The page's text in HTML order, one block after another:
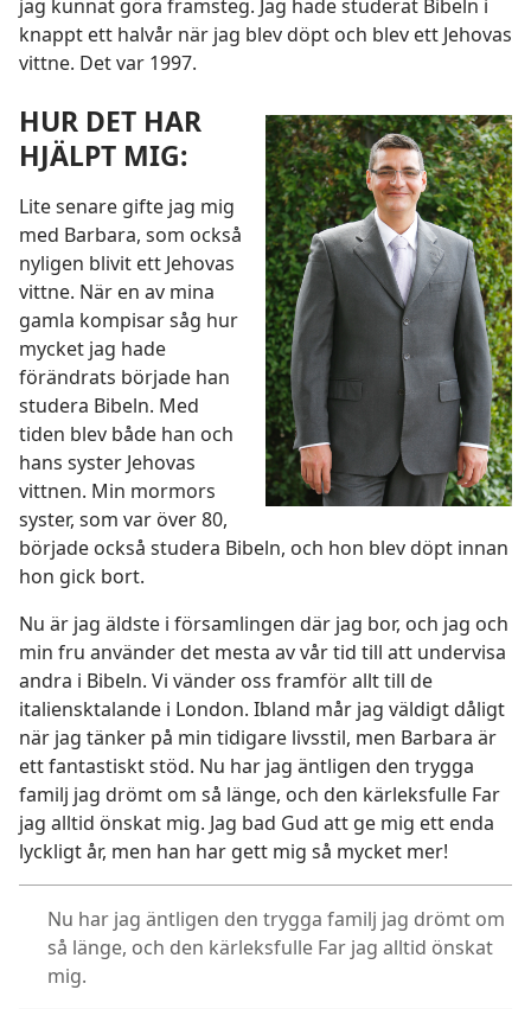
jag kunnat göra framsteg. Jag hade studerat Bibeln i
knappt ett halvår när jag blev döpt och blev ett Jehovas
vittne. Det var 1997.
HUR DET HAR
HJÄLPT MIG:
Lite senare gifte jag mig
med Barbara, som också
nyligen blivit ett Jehovas
vittne. När en av mina
gamla kompisar såg hur
mycket jag hade
förändrats började han
studera Bibeln. Med
tiden blev både han och
hans syster Jehovas
vittnen. Min mormors
syster, som var över 80,
började också studera Bibeln, och hon blev döpt innan
hon gick bort.
Nu är jag äldste i församlingen där jag bor, och jag och
min fru använder det mesta av vår tid till att undervisa
andra i Bibeln. Vi vänder oss framför allt till de
italiensktalande i London. Ibland mår jag väldigt dåligt
när jag tänker på min tidigare livsstil, men Barbara är
ett fantastiskt stöd. Nu har jag äntligen den trygga
familj jag drömt om så länge, och den kärleksfulle Far
jag alltid önskat mig. Jag bad Gud att ge mig ett enda
lyckligt år, men han har gett mig så mycket mer!
Nu har jag äntligen den trygga familj jag drömt om
så länge, och den kärleksfulle Far jag alltid önskat
mig.